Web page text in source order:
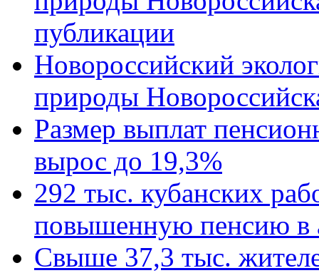
публикации
Новороссийский
природы
Размер выплат
вырос до 19,3%
292 тыс. кубанских
повышенную пенсию в
Свыше 37,3 тыс.